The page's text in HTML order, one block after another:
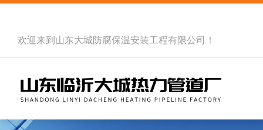
欢迎来到 山东大城防腐保温安装工程有限公司 ！